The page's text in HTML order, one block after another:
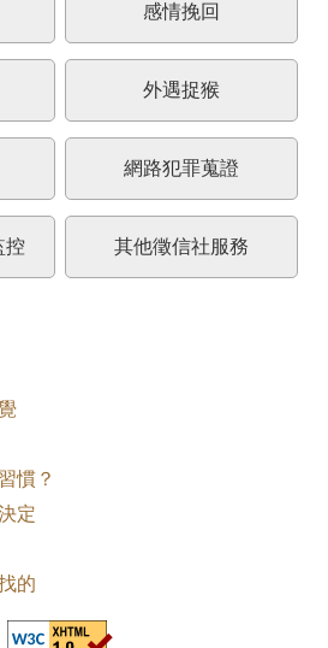
感情挽回
外遇捉猴
網路犯罪蒐證
控 其他徵信社服務
慣？
定
的